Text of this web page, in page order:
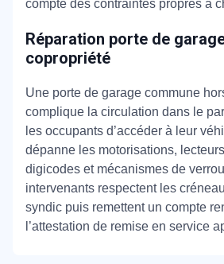
compte des contraintes propres à
Réparation porte de
copropriété
Une porte de garage commune
complique la circulation dans le
les occupants d’accéder à leur
dépanne les motorisations,
digicodes et mécanismes de
intervenants respectent les
syndic puis remettent un compte
l’attestation de remise en service